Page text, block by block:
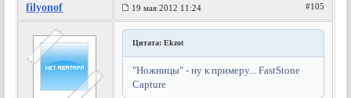
filyonof 19 мая 2012 11:24 #105
Цитата: Ekzot
"Ножницы" - ну к примеру... FastStone
Capture